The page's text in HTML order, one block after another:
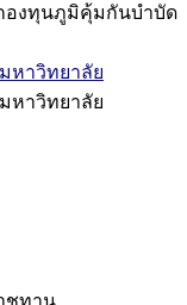
องทุนภูมิคุ้มกันบำบัด
หาวิทยาลัย
หาวิทยาลัย